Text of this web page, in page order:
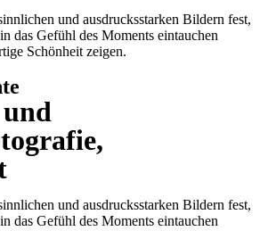
und ausdrucksstarken Bildern fest,
das Gefühl des Moments eintauchen
Schönheit zeigen.
und ausdrucksstarken Bildern fest,
das Gefühl des Moments eintauchen